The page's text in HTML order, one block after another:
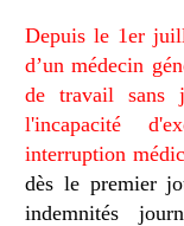
Depuis le 1er
d’un médecin
de travail sans
l'incapacité
interruption
dès le premier
indemnités